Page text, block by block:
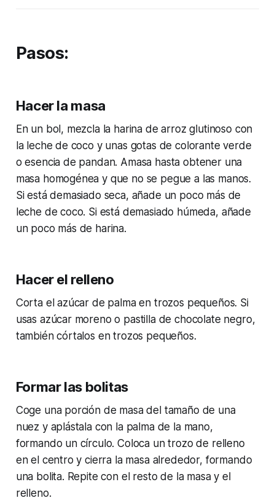
Pasos:
Hacer la masa
En un bol, mezcla la harina de arroz glutinoso con
la leche de coco y unas gotas de colorante verde
o esencia de pandan. Amasa hasta obtener una
masa homogénea y que no se pegue a las manos.
Si está demasiado seca, añade un poco más de
leche de coco. Si está demasiado húmeda, añade
un poco más de harina.
Hacer el relleno
Corta el azúcar de palma en trozos pequeños. Si
usas azúcar moreno o pastilla de chocolate negro,
también córtalos en trozos pequeños.
Formar las bolitas
Coge una porción de masa del tamaño de una
nuez y aplástala con la palma de la mano,
formando un círculo. Coloca un trozo de relleno
en el centro y cierra la masa alrededor, formando
una bolita. Repite con el resto de la masa y el
relleno.